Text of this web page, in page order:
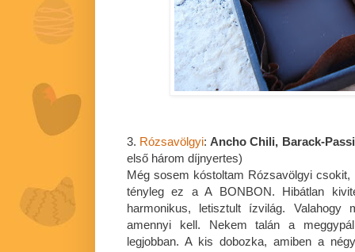
3. Rózsavölgyi: Ancho Chili, Barack-
első három díjnyertes)
Még sosem kóstoltam Rózsavölgyi
tényleg ez a A BONBON. Hibátlan
harmonikus, letisztult ízvilág. Valahogy
amennyi kell. Nekem talán a
legjobban. A kis dobozka, amiben a